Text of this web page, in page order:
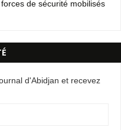
de sécurité mobilisés
d'Abidjan et recevez